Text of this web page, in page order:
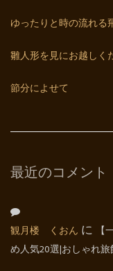
ゆったりと時の流れる
雛人形を見にお越しく
節分によせて
最近のコメント
観月楼 くおん に
め人気20選|おしゃれ